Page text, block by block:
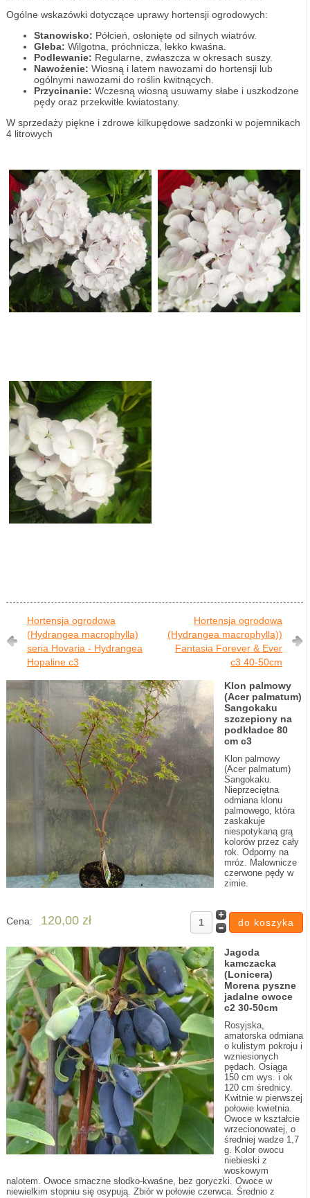
Ogólne wskazówki dotyczące uprawy hortensji ogrodowych:
Stanowisko: Półcień, osłonięte od silnych wiatrów.
Gleba: Wilgotna, próchnicza, lekko kwaśna.
Podlewanie: Regularne, zwłaszcza w okresach suszy.
Nawożenie: Wiosną i latem nawozami do hortensji lub
ogólnymi nawozami do roślin kwitnących.
Przycinanie: Wczesną wiosną usuwamy słabe i uszkodzone
pędy oraz przekwitłe kwiatostany.
W sprzedaży piękne i zdrowe kilkupędowe sadzonki w pojemnikach
4 litrowych
Hortensja ogrodowa
(Hydrangea macrophylla)
seria Hovaria - Hydrangea
Hopaline c3
Hortensja ogrodowa
(Hydrangea macrophylla))
Fantasia Forever & Ever
c3 40-50cm
Klon palmowy
(Acer palmatum)
Sangokaku
szczepiony na
podkładce 80
cm c3
Klon palmowy
(Acer palmatum)
Sangokaku.
Nieprzeciętna
odmiana klonu
palmowego, która
zaskakuje
niespotykaną grą
kolorów przez cały
rok. Odporny na
mróz. Malownicze
czerwone pędy w
zimie.
Cena: 120,00 zł
Jagoda
kamczacka
(Lonicera)
Morena pyszne
jadalne owoce
c2 30-50cm
Rosyjska,
amatorska odmiana
o kulistym pokroju i
wzniesionych
pędach. Osiąga
150 cm wys. i ok
120 cm średnicy.
Kwitnie w pierwszej
połowie kwietnia.
Owoce w kształcie
wrzecionowatej, o
średniej wadze 1,7
g. Kolor owocu
niebieski z
woskowym
nalotem. Owoce smaczne słodko-kwaśne, bez goryczki. Owoce w
niewielkim stopniu się osypują. Zbiór w połowie czerwca. Średnio z